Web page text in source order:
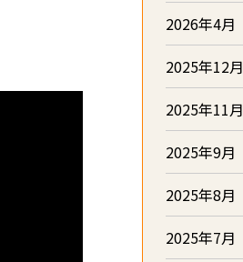
2026年4月
2025年12月
2025年11月
2025年9月
2025年8月
2025年7月